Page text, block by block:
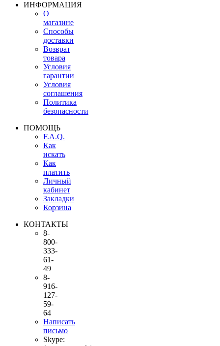
ИНФОРМАЦИЯ
О
магазине
Способы
доставки
Возврат
товара
Условия
гарантии
Условия
соглашения
Политика
безопасности
ПОМОЩЬ
F.A.Q.
Как
искать
Как
платить
Личный
кабинет
Закладки
Корзина
КОНТАКТЫ
8-
800-
333-
61-
49
8-
916-
127-
59-
64
Написать
письмо
Skype: